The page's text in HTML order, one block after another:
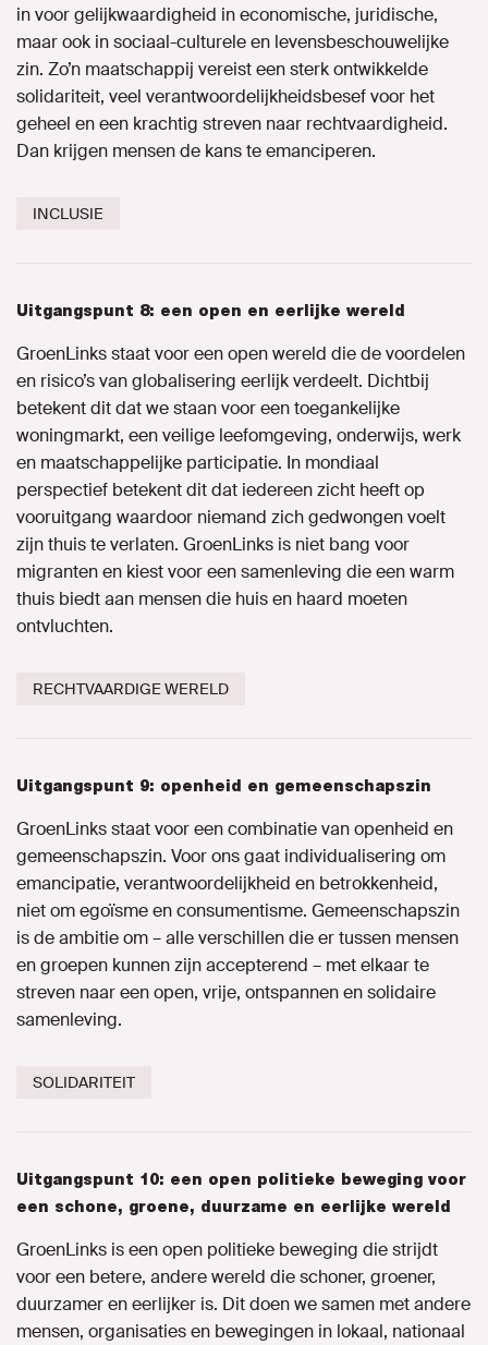
in voor gelijkwaardigheid in economische, juridische,
maar ook in sociaal-culturele en levensbeschouwelijke
zin. Zo’n maatschappij vereist een sterk ontwikkelde
solidariteit, veel verantwoordelijkheidsbesef voor het
geheel en een krachtig streven naar rechtvaardigheid.
Dan krijgen mensen de kans te emanciperen.
INCLUSIE
Uitgangspunt 8: een open en eerlijke wereld
GroenLinks staat voor een open wereld die de voordelen
en risico’s van globalisering eerlijk verdeelt. Dichtbij
betekent dit dat we staan voor een toegankelijke
woningmarkt, een veilige leefomgeving, onderwijs, werk
en maatschappelijke participatie. In mondiaal
perspectief betekent dit dat iedereen zicht heeft op
vooruitgang waardoor niemand zich gedwongen voelt
zijn thuis te verlaten. GroenLinks is niet bang voor
migranten en kiest voor een samenleving die een warm
thuis biedt aan mensen die huis en haard moeten
ontvluchten.
RECHTVAARDIGE WERELD
Uitgangspunt 9: openheid en gemeenschapszin
GroenLinks staat voor een combinatie van openheid en
gemeenschapszin. Voor ons gaat individualisering om
emancipatie, verantwoordelijkheid en betrokkenheid,
niet om egoïsme en consumentisme. Gemeenschapszin
is de ambitie om – alle verschillen die er tussen mensen
en groepen kunnen zijn accepterend – met elkaar te
streven naar een open, vrije, ontspannen en solidaire
samenleving.
SOLIDARITEIT
Uitgangspunt 10: een open politieke beweging voor
een schone, groene, duurzame en eerlijke wereld
GroenLinks is een open politieke beweging die strijdt
voor een betere, andere wereld die schoner, groener,
duurzamer en eerlijker is. Dit doen we samen met andere
mensen, organisaties en bewegingen in lokaal, nationaal
Onze afdeling
Contact
Naar GroenLinks.nl